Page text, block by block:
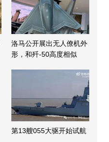
洛马公开展出无人僚机外
形，和歼-50高度相似
第13艘055大驱开始试航